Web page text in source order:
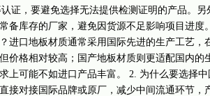
证，要避免选择无法提供检测证明的产品。另
备库存的厂家，避免因货源不足影响项目进度
进口地板材质通常采用国际先进的生产工艺，
价格相对较高；国产地板材质则更适配国内的
上可能不如进口产品丰富。 2. 为什么要选择
接对接国际品牌或原厂，减少中间流通环节，